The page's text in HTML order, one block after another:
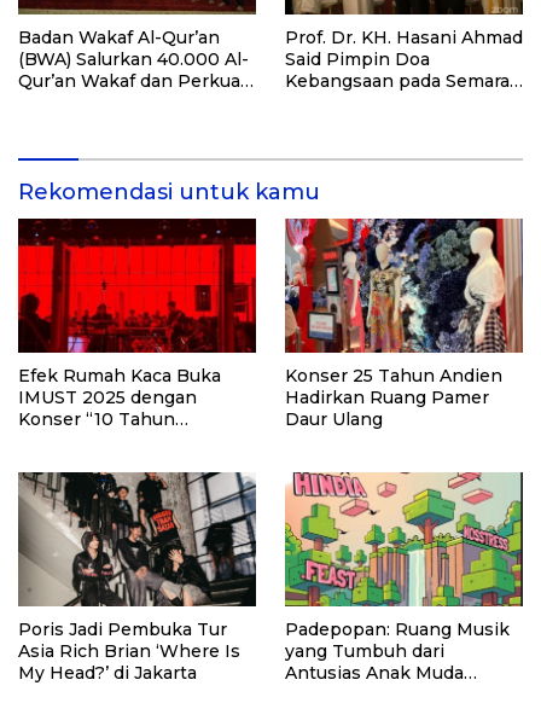
Badan Wakaf Al-Qur’an
(BWA) Salurkan 40.000 Al-
Qur’an Wakaf dan Perkuat
Prof. Dr. KH. Hasani Ahmad
Said Pimpin Doa
Kebangsaan pada Semarak
Rekomendasi untuk kamu
Efek Rumah Kaca Buka
IMUST 2025 dengan
Konser “10 Tahun
Konser 25 Tahun Andien
Hadirkan Ruang Pamer
Daur Ulang
Poris Jadi Pembuka Tur
Asia Rich Brian ‘Where Is
My Head?’ di Jakarta
Padepopan: Ruang Musik
yang Tumbuh dari
Antusias Anak Muda